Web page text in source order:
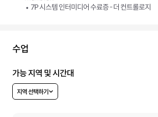
7P 시스템 인터미디어 수료증 - 더 컨트롤로지
수업
가능 지역 및 시간대
지역 선택하기